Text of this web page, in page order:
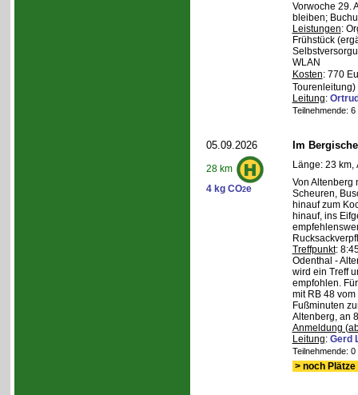
Vorwoche 29.
bleiben;
Leistungen:
Frühstück
WLAN
Kosten: 770
Tourenleitung)
Leitung:
Teilnehmende:
05.09.2026
28 km
4 kg CO2e
Im
Länge: 23 km,
Von Altenberg
Scheuren,
hinauf zum
hinauf, ins
Treffpunkt:
Odenthal -
wird ein Treff
empfohlen.
mit RB 48
Fußminuten
Altenberg, an
Anmeldung
Leitung: Gerd
Teilnehmende:
> noch